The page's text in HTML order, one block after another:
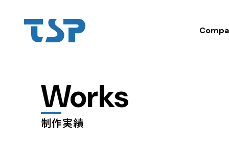
Works
制作実績